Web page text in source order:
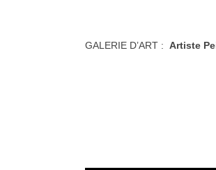
GALERIE D’ART : Artiste